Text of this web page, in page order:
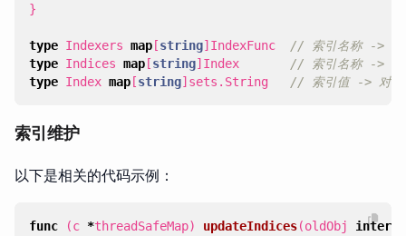
}
type Indexers map [string] IndexFunc
// 索引名称 -> 索
type Indices map [string] Index
// 索引名称 -> 索
type Index map [string] sets . String // 索引值 -> 对象
索引维护
以下是相关的代码示例：
func (c *threadSafeMap) updateIndices(oldObj